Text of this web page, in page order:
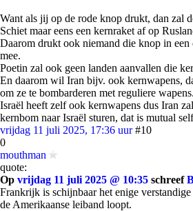
Want als jij op de rode knop drukt, dan zal
Schiet maar eens een kernraket af op
Daarom drukt ook niemand die knop in een
mee.
Poetin zal ook geen landen aanvallen die
En daarom wil Iran bijv. ook kernwapens,
om ze te bombarderen met reguliere wapens.
Israël heeft zelf ook kernwapens dus Iran
kernbom naar Israël sturen, dat is mutual
vrijdag 11 juli 2025, 17:36 uur #10
0
mouthman
quote:
Op vrijdag 11 juli 2025 @ 10:35 schreef
Frankrijk is schijnbaar het enige
de Amerikaanse leiband loopt.